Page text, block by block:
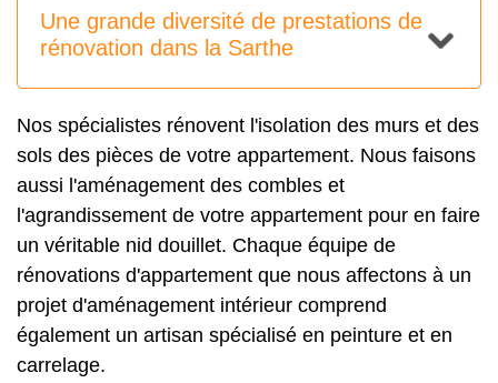
Une grande diversité de prestations de
rénovation dans la Sarthe
Nos spécialistes rénovent l'isolation des murs et des
sols des pièces de votre appartement. Nous faisons
aussi l'aménagement des combles et
l'agrandissement de votre appartement pour en faire
un véritable nid douillet. Chaque équipe de
rénovations d'appartement que nous affectons à un
projet d'aménagement intérieur comprend
également un artisan spécialisé en peinture et en
carrelage.